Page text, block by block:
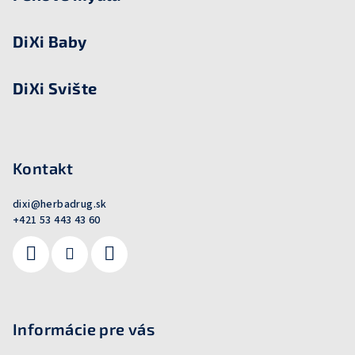
DiXi Baby
DiXi Svište
Kontakt
dixi@herbadrug.sk
+421 53 443 43 60
Informácie pre vás